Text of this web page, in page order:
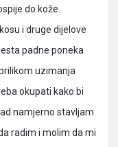
do kože.
i druge dijelove
padne poneka
uzimanja
okupati kako bi
namjerno stavljam
radim i molim da mi